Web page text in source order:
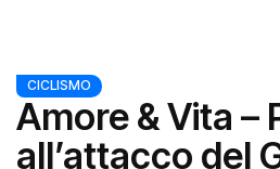
CICLISMO
Amore & Vita –
all’attacco del